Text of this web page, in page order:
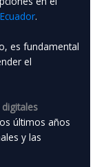
.
es fundamental
el
últimos años
y las